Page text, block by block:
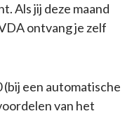
Als jij deze maand
ontvang je zelf
een automatische
van het